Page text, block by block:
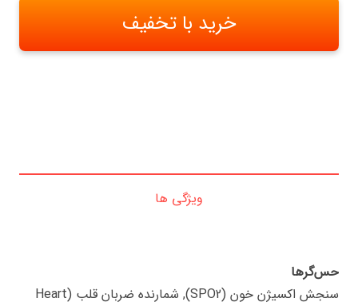
خرید با تخفیف
ویژگی ها
حس‌گرها
سنجش اکسیژن خون (SPO2), شمارنده ضربان قلب (Heart